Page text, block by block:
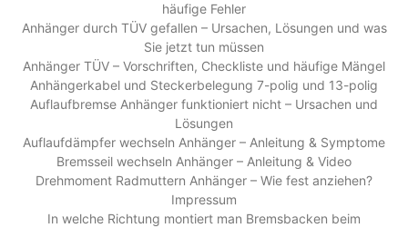
häufige Fehler
Anhänger durch TÜV gefallen – Ursachen, Lösungen und was
Sie jetzt tun müssen
Anhänger TÜV – Vorschriften, Checkliste und häufige Mängel
Anhängerkabel und Steckerbelegung 7-polig und 13-polig
Auflaufbremse Anhänger funktioniert nicht – Ursachen und
Lösungen
Auflaufdämpfer wechseln Anhänger – Anleitung & Symptome
Bremsseil wechseln Anhänger – Anleitung & Video
Drehmoment Radmuttern Anhänger – Wie fest anziehen?
Impressum
In welche Richtung montiert man Bremsbacken beim